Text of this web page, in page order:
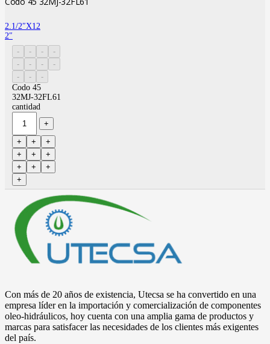
2.1/2″X12
2″
Codo 45
32MJ-32FL61
cantidad
Con más de 20 años de existencia, Utecsa se ha convertido en una
empresa líder en la importación y comercialización de componentes
oleo-hidráulicos, hoy cuenta con una amplia gama de productos y
marcas para satisfacer las necesidades de los clientes más exigentes
del país.